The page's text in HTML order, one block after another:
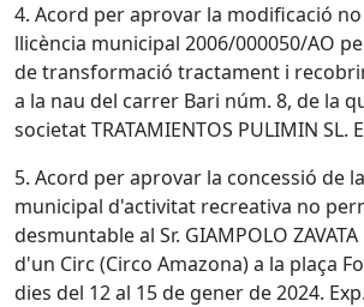
4. Acord per aprovar la modificació
llicència municipal 2006/000050/AO
de transformació tractament i
a la nau del carrer Bari núm. 8, de la
societat TRATAMIENTOS PULIMIN SL.
5. Acord per aprovar la concessió de
municipal d'activitat recreativa no
desmuntable al Sr. GIAMPOLO
d'un Circ (Circo Amazona) a la plaça
dies del 12 al 15 de gener de 2024.